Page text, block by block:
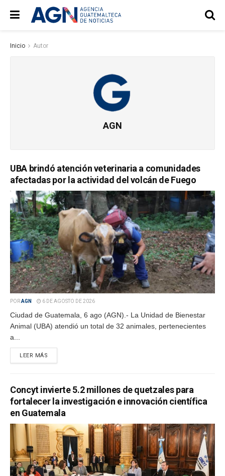
Inicio Autor
AGN
UBA brindó atención veterinaria a comunidades
afectadas por la actividad del volcán de Fuego
PORAGN 6 DE AGOSTO DE 2026
Ciudad de Guatemala, 6 ago (AGN).- La Unidad de Bienestar
Animal (UBA) atendió un total de 32 animales, pertenecientes
a...
LEER MÁS
Concyt invierte 5.2 millones de quetzales para
fortalecer la investigación e innovación científica
en Guatemala